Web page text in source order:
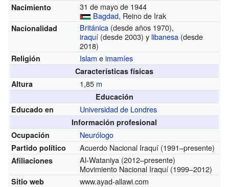
Nacimiento
31 de mayo de 1944
Bagdad, Reino de Irak
Nacionalidad Británica (desde años 1970),
iraquí (desde 2003) y libanesa (desde
2018)
Religión Islam eimamíes
Características físicas
Altura
1,85 m
Educación
Educado en
Universidad de Londres
Información profesional
Ocupación
Neurólogo
Partido político Acuerdo Nacional Iraquí (1991–presente)
Afiliaciones Al-Wataniya (2012–presente)
Movimiento Nacional Iraquí (1999–2012)
Sitio web www.ayad-allawi.com